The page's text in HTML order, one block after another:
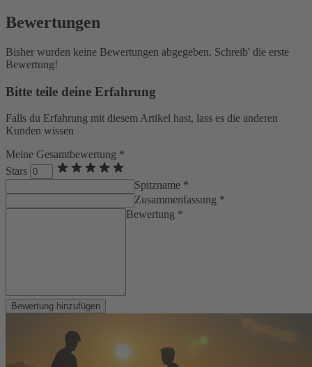
Bewertungen
Bisher wurden keine Bewertungen abgegeben. Schreib' die erste
Bewertung!
Bitte teile deine Erfahrung
Falls du Erfahrung mit diesem Artikel hast, lass es die anderen
Kunden wissen
Meine Gesamtbewertung *
Stars
Spitzname *
Zusammenfassung *
Bewertung *
Bewertung hinzufügen